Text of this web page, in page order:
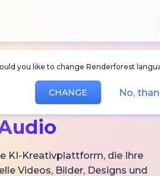
you like to change Renderforest
CHANGE No,
SieKI-
Bilder und
KI-Kreativplattform, die Ihre
Videos, Bilder, Designs und